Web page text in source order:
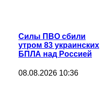
Силы ПВО сбили
утром 83 украинских
БПЛА над Россией
08.08.2026 10:36